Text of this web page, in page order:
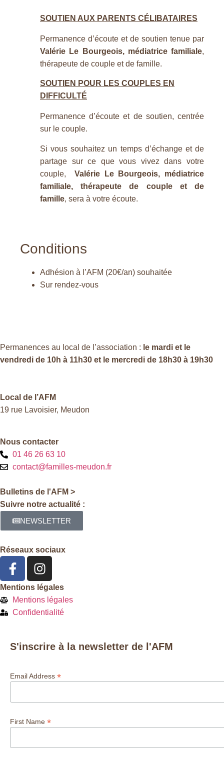
SOUTIEN AUX PARENTS CÉLIBATAIRES
Permanence d’écoute et de soutien tenue par
Valérie Le Bourgeois, médiatrice familiale,
thérapeute de couple et de famille.
SOUTIEN POUR LES COUPLES EN
DIFFICULTÉ
Permanence d’écoute et de soutien, centrée
sur le couple.
Si vous souhaitez un temps d’échange et de
partage sur ce que vous vivez dans votre
couple,Valérie Le Bourgeois, médiatrice
familiale, thérapeute de couple et de
famille, sera à votre écoute.
Conditions
Adhésion à l’AFM (20€/an) souhaitée
Sur rendez-vous
Permanences au local de l’association : le mardi et le
vendredi de 10h à 11h30 et le mercredi de 18h30 à 19h30
Local de l’AFM
19 rue Lavoisier, Meudon
Nous contacter
01 46 26 63 10
contact@familles-meudon.fr
Bulletins de l'AFM >
Suivre notre actualité :
NEWSLETTER
Réseaux sociaux
Mentions légales
Mentions légales
Confidentialité
S'inscrire à la newsletter de l'AFM
Email Address *
First Name *